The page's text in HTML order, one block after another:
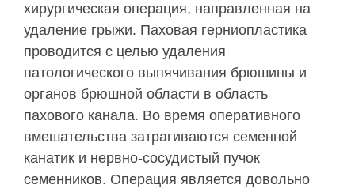
хирургическая операция, направленная на
удаление грыжи. Паховая герниопластика
проводится с целью удаления
патологического выпячивания брюшины и
органов брюшной области в область
пахового канала. Во время оперативного
вмешательства затрагиваются семенной
канатик и нервно-сосудистый пучок
семенников. Операция является довольно